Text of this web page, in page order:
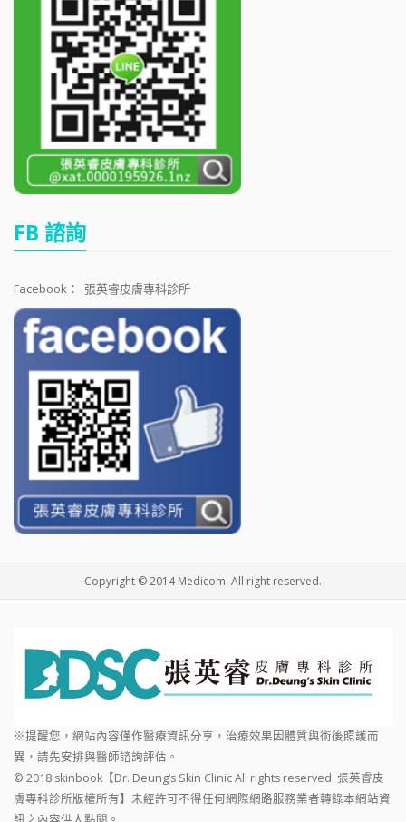
FB 諮詢
Facebook： 張英睿皮膚專科診所
Copyright © 2014 Medicom. All right reserved.
※提醒您，網站內容僅作醫療資訊分享，治療效果因體質與術後照護而
異，請先安排與醫師諮詢評估。
© 2018 skinbook【Dr. Deung‘s Skin Clinic All rights reserved. 張英睿皮
膚專科診所版權所有】未經許可不得任何網際網路服務業者轉錄本網站資